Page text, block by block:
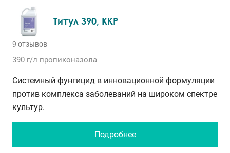
Титул 390, ККР
9 отзывов
390 г/л пропиконазола
Системный фунгицид в инновационной формуляции
против комплекса заболеваний на широком спектре
культур.
Подробнее